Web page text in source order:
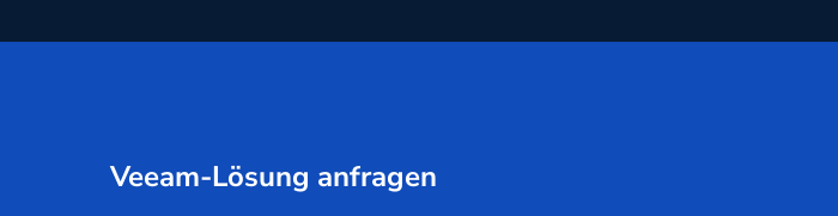
Veeam-Lösung anfragen